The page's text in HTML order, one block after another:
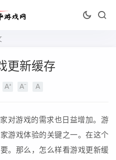
更新缓存
对游戏的需求也日益增加。游
游戏体验的关键之一。在这个
。那么，怎么样看游戏更新缓